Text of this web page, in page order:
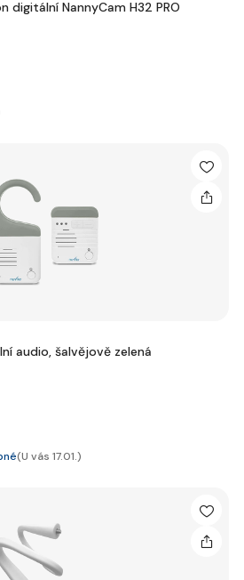
digitální NannyCam H32 PRO
audio, šalvějově zelená
(U vás 17.01.)